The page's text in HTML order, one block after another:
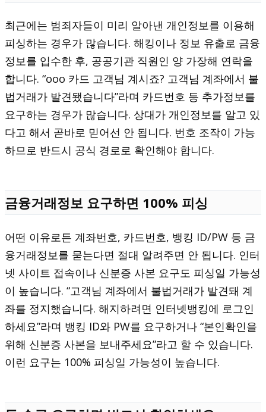
최근에는 범죄자들이 미리 알아낸 개인정보를 이용해
피싱하는 경우가 많습니다. 해킹이나 정보 유출로 금융
정보를 입수한 후, 공공기관 직원인 양 가장해 연락을
합니다. “ooo 카드 고객님 계시죠? 고객님 계좌에서 불
법거래가 발견됐습니다”라며 카드번호 등 추가정보를
요구하는 경우가 많습니다. 상대가 개인정보를 알고 있
다고 해서 곧바로 믿어선 안 됩니다. 번호 조작이 가능
하므로 반드시 공식 경로로 확인해야 합니다.
금융거래정보 요구하면 100% 피싱
어떤 이유로든 계좌번호, 카드번호, 뱅킹 ID/PW 등 금
융거래정보를 묻는다면 절대 알려주면 안 됩니다. 인터
넷 사이트 접속이나 신분증 사본 요구도 피싱일 가능성
이 높습니다. “고객님 계좌에서 불법거래가 발견돼 계
좌를 정지했습니다. 해지하려면 인터넷뱅킹에 로그인
하세요”라며 뱅킹 ID와 PW를 요구하거나 “본인확인을
위해 신분증 사본을 보내주세요”라고 할 수 있습니다.
이런 요구는 100% 피싱일 가능성이 높습니다.